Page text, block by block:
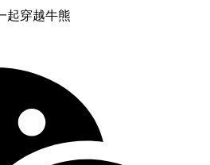
起穿越牛熊